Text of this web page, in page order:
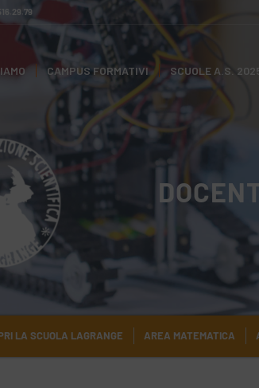
CAMPUS FORMATIVI SCUOLE A.S.
LA SCUOLA LAGRANGE AREA MATEMATICA